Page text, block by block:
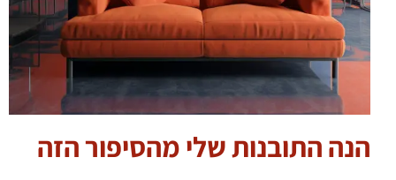
הנה התובנות שלי מהסיפור הזה